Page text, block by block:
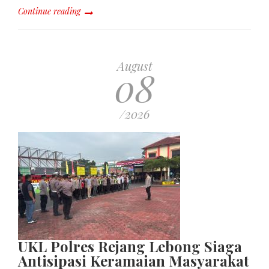
Continue reading
August
08
/2026
UKL Polres Rejang Lebong Siaga
Antisipasi Keramaian Masyarakat